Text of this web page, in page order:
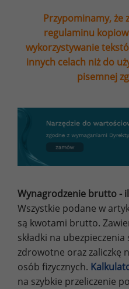
Przypominamy, że
regulaminu
wykorzystywanie
innych celach niż do
pisemnej
Wynagrodzenie brutto -
Wszystkie podane w
są kwotami brutto.
składki na
zdrowotne oraz zaliczkę
osób fizycznych.
na szybkie przeliczenie